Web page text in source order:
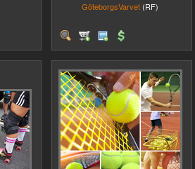
GöteborgsVarvet (RF)